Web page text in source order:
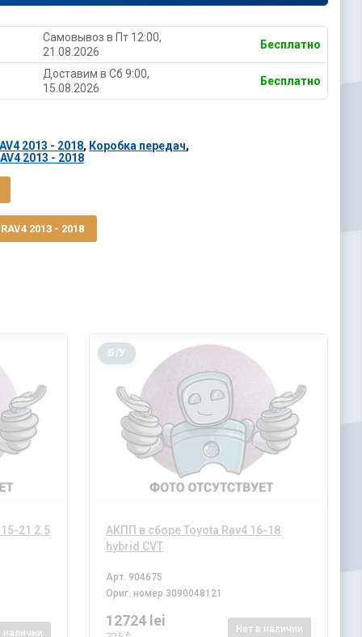
Самовывоз в Пт 12:00,
21.08.2026
Бесплатно
Доставим в Cб 9:00,
15.08.2026
Бесплатно
2013 - 2018, Коробка передач,
2013 - 2018
2013 - 2018
21 2.5
наличии
АКПП в сборе Toyota Rav4 16-18
hybrid CVT
Б/У
Арт. 904675
Ориг. номер 3090048121
12724 lei Нет в наличии